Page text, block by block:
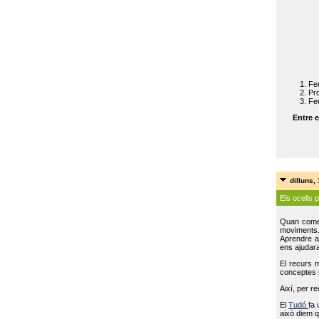
Entre
dilluns,
Els ocells
Quan
Aprendre
ens
El recurs
conceptes
Així, per
ElTudófa
això diem